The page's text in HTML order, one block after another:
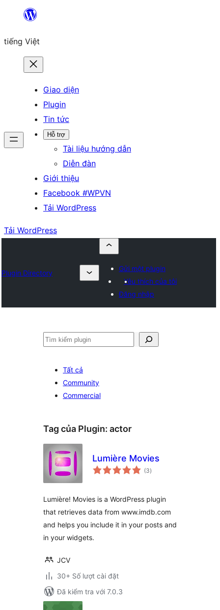
Chuyển
phần
tiếng Việt
Giao diện
Plugin
Tin tức
Hỗ trợ
Tài liệu hướng dẫn
Diễn đàn
Giới thiệu
Facebook #WPVN
Tải WordPress
Tải WordPress
Plugin Directory
Gửi một plugin
Yêu thích của tôi
Đăng nhập
Tìm
Tất cả
Community
Commercial
Tag của Plugin: actor
Lumière Movies
(3tổng
đánh
)
Lumière! Movies is a WordPress plugin
that retrieves data from www.imdb.com
and helps you include it in your posts and
in your widgets.
JCV
30+ Số lượt cài đặt
Đã kiểm tra với 7.0.3